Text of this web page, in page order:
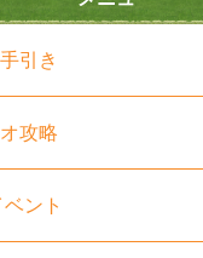
引き
攻略
ント